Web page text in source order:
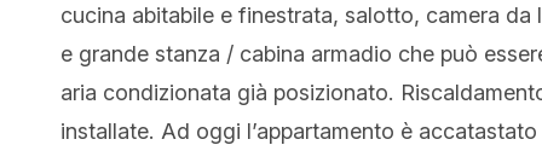
cucina abitabile e finestrata, salotto, camera
e grande stanza / cabina armadio che può
aria condizionata già posizionato.
installate. Ad oggi l’appartamento è